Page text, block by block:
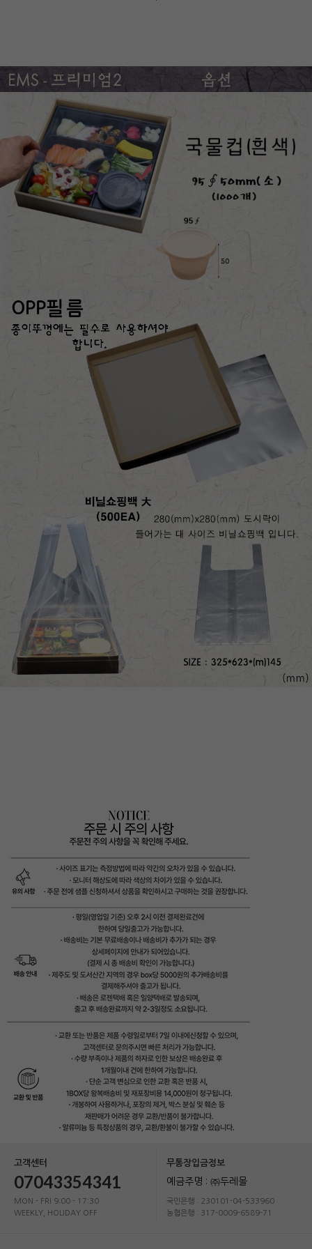
고객센터
07043354341
MON - FRI 9:00 - 17:30
WEEKLY, HOLIDAY OFF
무통장입금정보
예금주명 : ㈜두레몰
국민은행 : 230101-04-533960
농협은행 : 317-0009-6589-71